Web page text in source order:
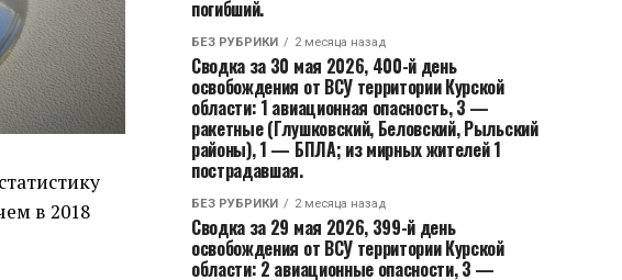
в 2018
погибший.
БЕЗ РУБРИКИ 2 месяца назад
Сводка за 30 мая 2026, 400-й день
освобождения от ВСУ территории Курской
области: 1 авиационная опасность, 3 —
ракетные (Глушковский, Беловский, Рыльский
районы), 1 — БПЛА; из мирных жителей 1
пострадавшая.
БЕЗ РУБРИКИ 2 месяца назад
Сводка за 29 мая 2026, 399-й день
освобождения от ВСУ территории Курской
области: 2 авиационные опасности, 3 —